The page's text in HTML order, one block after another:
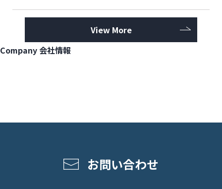
View More
Company 会社情報
お問い合わせ